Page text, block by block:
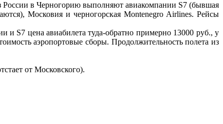
в Черногорию выполняют авиакомпании S7 (бывшая
Московия и черногорская Montenegro Airlines. Рейсы
S7 цена авиабилета туда-обратно примерно 13000 руб., у
аэропортовые сборы. Продолжительность полета из
от Московского).